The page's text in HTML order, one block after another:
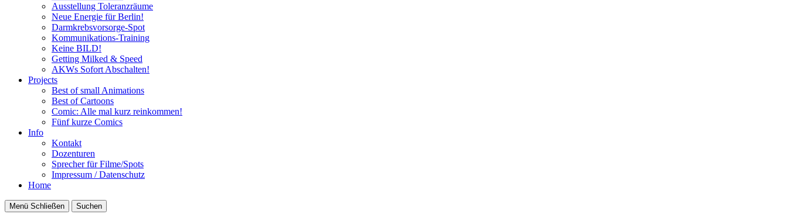
Ausstellung Toleranzräume
Neue Energie für Berlin!
Darmkrebsvorsorge-Spot
Kommunikations-Training
Keine BILD!
Getting Milked & Speed
AKWs Sofort Abschalten!
Projects
Best of small Animations
Best of Cartoons
Comic: Alle mal kurz reinkommen!
Fünf kurze Comics
Info
Kontakt
Dozenturen
Sprecher für Filme/Spots
Impressum / Datenschutz
Home
Menü Schließen Suchen